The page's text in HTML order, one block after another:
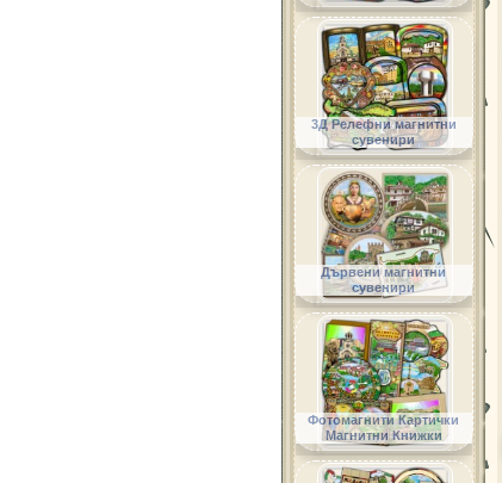
3Д Релефни магнитни
сувенири
Дървени магнитни
сувенири
Фотомагнити Картички
Магнитни Книжки